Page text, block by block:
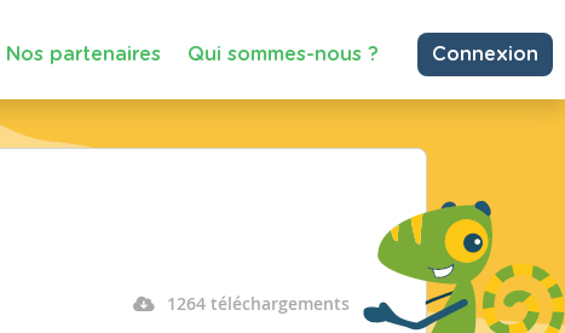
Nos partenaires Qui sommes-nous ? Connexion
1264 téléchargements